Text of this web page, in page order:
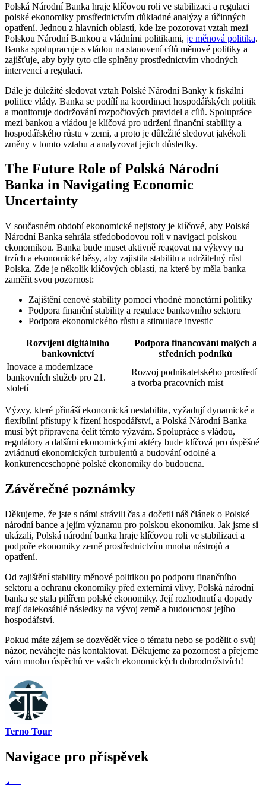
Polská Národní Banka⁤ hraje klíčovou roli ve stabilizaci a regulaci
polské ekonomiky prostřednictvím důkladné‌ analýzy ​a účinných
opatření. Jednou z hlavních oblastí, kde ​lze pozorovat vztah‍ mezi​
Polskou Národní Bankou‍ a ⁤vládními politikami, je měnová politika.
Banka spolupracuje s vládou na stanovení cílů měnové politiky a
zajišťuje, ⁤aby byly⁢ tyto cíle splněny prostřednictvím vhodných
intervencí a regulací.
Dále je důležité sledovat vztah Polské Národní Banky k fiskální
politice vlády. ⁢Banka se podílí na koordinaci hospodářských politik
a monitoruje​ dodržování rozpočtových pravidel a cílů.⁤ Spolupráce‍
mezi bankou a vládou je klíčová pro udržení finanční stability a
⁣hospodářského růstu ‌v zemi, a proto⁢ je důležité‍ sledovat‌ jakékoli
změny ⁤v tomto vztahu a ⁢analyzovat⁣ jejich důsledky.
The Future‌ Role of Polská Národní
Banka in Navigating ​Economic
Uncertainty
V současném období ekonomické nejistoty je klíčové, aby Polská
Národní ⁢Banka sehrála ⁣středobodovou roli v navigaci polskou‌
ekonomikou. Banka bude ​muset aktivně reagovat na výkyvy na
trzích ⁤a ekonomické běsy, aby zajistila stabilitu a‌ udržitelný růst
Polska. Zde je několik klíčových ⁣oblastí, na které ‌by měla banka
zaměřit svou‌ pozornost:
Zajištění cenové ​stability pomocí vhodné monetární politiky
Podpora finanční stability​ a regulace bankovního sektoru
Podpora ekonomického růstu a stimulace investic
Rozvíjení‍ digitálního
bankovnictví
Podpora financování malých a
středních podniků
Inovace a⁢ modernizace
bankovních ⁤služeb pro 21.
století
Rozvoj podnikatelského prostředí
a tvorba ​pracovních ⁣míst
Výzvy, které‌ přináší ekonomická nestabilita, vyžadují dynamické a ​
flexibilní přístupy k řízení hospodářství, a ‍Polská Národní Banka
musí být připravena čelit těmto výzvám. Spolupráce s vládou,
regulátory a dalšími ekonomickými aktéry bude klíčová pro úspěšné
zvládnutí ekonomických turbulentů a budování odolné a
konkurenceschopné polské ekonomiky do budoucna.
Závěrečné ​poznámky
Děkujeme, že⁤ jste s​ námi​ strávili čas a dočetli náš ‌článek o Polské
národní bance a ‍jejím významu pro polskou ekonomiku. Jak jsme si
ukázali, Polská národní banka hraje klíčovou roli ve stabilizaci ‍a
podpoře ekonomiky země prostřednictvím mnoha nástrojů‌ a
opatření.
Od zajištění stability měnové⁣ politikou po podporu finančního
sektoru a ochranu ekonomiky před externími vlivy, ⁣Polská národní
banka⁣ se⁤ stala pilířem polské ekonomiky. Její rozhodnutí a dopady
mají dalekosáhlé ⁤následky na vývoj země a budoucnost jejího
hospodářství.
Pokud máte zájem ⁤se dozvědět více o⁢ tématu nebo⁣ se podělit ⁣o svůj
názor, neváhejte nás kontaktovat.⁤ Děkujeme za pozornost a přejeme
vám mnoho úspěchů ve vašich ekonomických dobrodružstvích!
Terno Tour
Navigace pro příspěvek